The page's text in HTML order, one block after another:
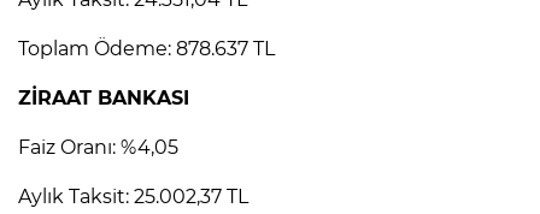
Toplam Ödeme: 878.637 TL
ZİRAAT BANKASI
Faiz Oranı: %4,05
Aylık Taksit: 25.002,37 TL